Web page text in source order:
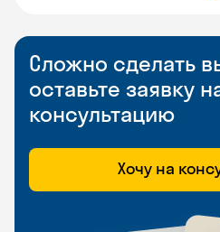
Сложно сделать
оставьте заявку
консультацию
Хочу на